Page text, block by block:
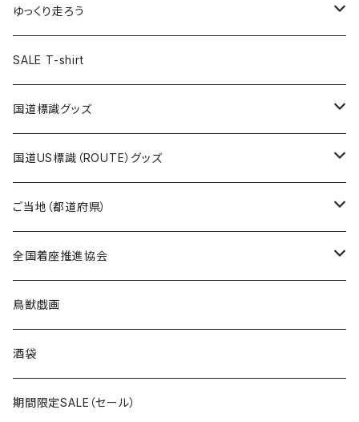
トートバッグ
ランチバッグ
エコバッグ
クリアファイル
キーホルダー
クリアファイル
Tシャツ
ステッカー
サコッシュ
ホテルキーホルダー
モーテルキーホルダー
トートバッグ
クリアファイル
マスク
エコバッグ
千葉ロッテマリーンズコラボ
エコバッグ
ステッカー
モーテルキーホルダー
ホテルキーホルダー
トートバッグ
キャップ
ステッカー
ホテルキーホルダー
Tシャツ
キャップ
ステッカー
ゆっくり走ろう
Tシャツ
ステッカー
ホテルキーホルダー
SALE T-shirt
国道標識グッズ
ステッカー
国道0～99号線
国道100～199号線
Tシャツ
キャップ
国道US標識（ROUTE）グッズ
ステッカー
ROUTE 0～99号線
ROUTE100～199号線
Tシャツ
ROUTE 0～99号線
ROUTE 100～199号線
キャップ
ROUTE 0～99号線
ROUTE 100～199号線
ご当地（都道府県）
北海道
青森県
岩手県
宮城県
全国着座推進協会
ステッカー
鳥獣戯画
酒袋
期間限定SALE（セール）